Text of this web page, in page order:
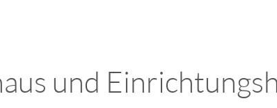
und